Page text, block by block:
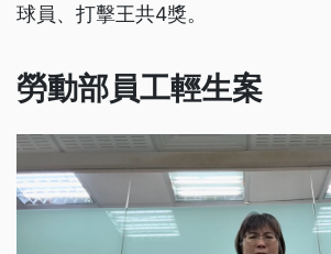
球員、打擊王共4獎。
勞動部員工輕生案